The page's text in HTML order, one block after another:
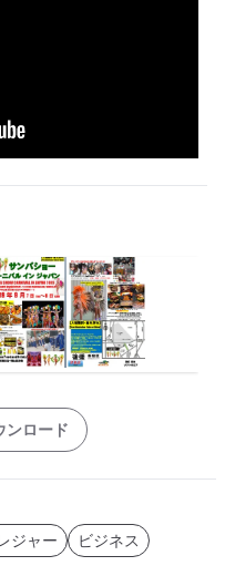
ンロード
ジャー ビジネス